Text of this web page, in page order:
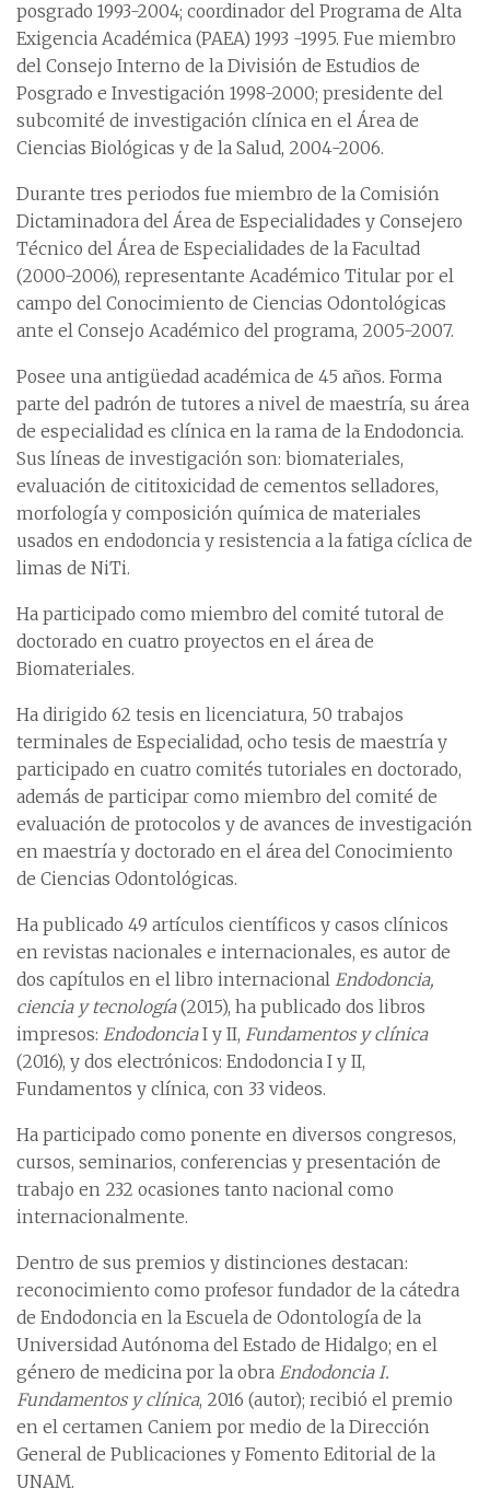
posgrado 1993-2004; coordinador del Programa de Alta
Exigencia Académica (PAEA) 1993 -1995. Fue miembro
del Consejo Interno de la División de Estudios de
Posgrado e Investigación 1998-2000; presidente del
subcomité de investigación clínica en el Área de
Ciencias Biológicas y de la Salud, 2004-2006.
Durante tres periodos fue miembro de la Comisión
Dictaminadora del Área de Especialidades y Consejero
Técnico del Área de Especialidades de la Facultad
(2000-2006), representante Académico Titular por el
campo del Conocimiento de Ciencias Odontológicas
ante el Consejo Académico del programa, 2005-2007.
Posee una antigüedad académica de 45 años. Forma
parte del padrón de tutores a nivel de maestría, su área
de especialidad es clínica en la rama de la Endodoncia.
Sus líneas de investigación son: biomateriales,
evaluación de cititoxicidad de cementos selladores,
morfología y composición química de materiales
usados en endodoncia y resistencia a la fatiga cíclica de
limas de NiTi.
Ha participado como miembro del comité tutoral de
doctorado en cuatro proyectos en el área de
Biomateriales.
Ha dirigido 62 tesis en licenciatura, 50 trabajos
terminales de Especialidad, ocho tesis de maestría y
participado en cuatro comités tutoriales en doctorado,
además de participar como miembro del comité de
evaluación de protocolos y de avances de investigación
en maestría y doctorado en el área del Conocimiento
de Ciencias Odontológicas.
Ha publicado 49 artículos científicos y casos clínicos
en revistas nacionales e internacionales, es autor de
dos capítulos en el libro internacional Endodoncia,
ciencia y tecnología(2015), ha publicado dos libros
impresos: EndodonciaI y II, Fundamentos y clínica
(2016), y dos electrónicos: Endodoncia I y II,
Fundamentos y clínica, con 33 videos.
Ha participado como ponente en diversos congresos,
cursos, seminarios, conferencias y presentación de
trabajo en 232 ocasiones tanto nacional como
internacionalmente.
Dentro de sus premios y distinciones destacan:
reconocimiento como profesor fundador de la cátedra
de Endodoncia en la Escuela de Odontología de la
Universidad Autónoma del Estado de Hidalgo; en el
género de medicina por la obra Endodoncia I.
Fundamentos y clínica, 2016 (autor); recibió el premio
en el certamen Caniem por medio de la Dirección
General de Publicaciones y Fomento Editorial de la
UNAM.